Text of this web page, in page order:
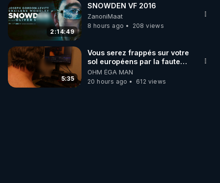
2:14:49
SNOWDEN VF 2016
ZanoniMaat
8 hours ago
208 views
5:35
Vous serez frappés sur votre
sol européens par la faute
des dirigeants qui s'en
mettent dans le nez
OHM ÉGA MAN
20 hours ago
612 views